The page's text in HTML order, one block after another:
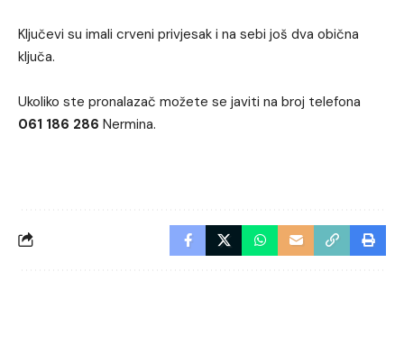
Ključevi su imali crveni privjesak i na sebi još dva obična
ključa.
Ukoliko ste pronalazač možete se javiti na broj telefona
061 186 286 Nermina.